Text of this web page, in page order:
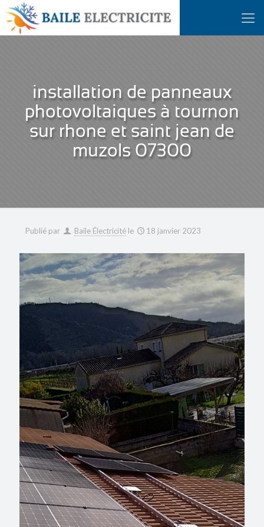
installation de panneaux
photovoltaiques à tournon
sur rhone et saint jean de
muzols 07300
Publié par Baile Électricité le 18 janvier 2023